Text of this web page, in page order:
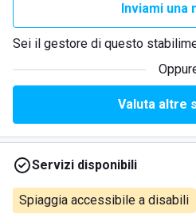
Inviami una
Sei il gestore di questo
Valuta altre
Servizi disponibili
Spiaggia accessibile a disabili